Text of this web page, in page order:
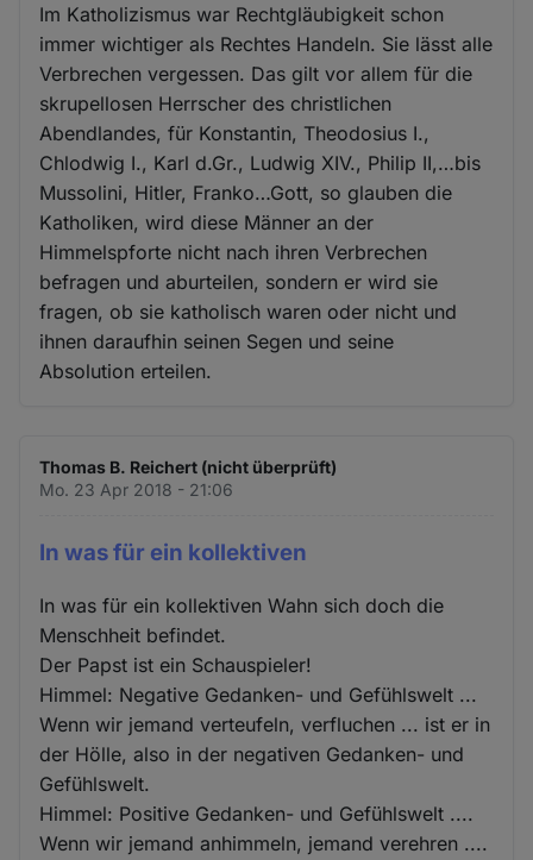
Im Katholizismus war Rechtgläubigkeit schon
immer wichtiger als Rechtes Handeln. Sie lässt alle
Verbrechen vergessen. Das gilt vor allem für die
skrupellosen Herrscher des christlichen
Abendlandes, für Konstantin, Theodosius I.,
Chlodwig I., Karl d.Gr., Ludwig XIV., Philip II,…bis
Mussolini, Hitler, Franko…Gott, so glauben die
Katholiken, wird diese Männer an der
Himmelspforte nicht nach ihren Verbrechen
befragen und aburteilen, sondern er wird sie
fragen, ob sie katholisch waren oder nicht und
ihnen daraufhin seinen Segen und seine
Absolution erteilen.
Thomas B. Reichert (nicht überprüft)
Mo. 23 Apr 2018 - 21:06
In was für ein kollektiven
In was für ein kollektiven Wahn sich doch die
Menschheit befindet.
Der Papst ist ein Schauspieler!
Himmel: Negative Gedanken- und Gefühlswelt ...
Wenn wir jemand verteufeln, verfluchen ... ist er in
der Hölle, also in der negativen Gedanken- und
Gefühlswelt.
Himmel: Positive Gedanken- und Gefühlswelt ....
Wenn wir jemand anhimmeln, jemand verehren ....